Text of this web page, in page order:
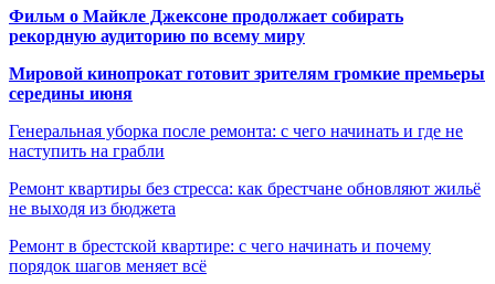
Фильм о Майкле Джексоне продолжает собирать
рекордную аудиторию по всему миру
Мировой кинопрокат готовит зрителям громкие премьеры
середины июня
Генеральная уборка после ремонта: с чего начинать и где не
наступить на грабли
Ремонт квартиры без стресса: как брестчане обновляют жильё
не выходя из бюджета
Ремонт в брестской квартире: с чего начинать и почему
порядок шагов меняет всё